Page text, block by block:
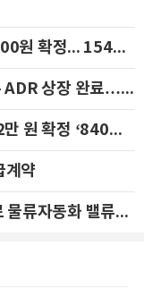
희망밴드 최상단 딜리셔스, 공모가 7000원 확정... 154억 규모 IPO 돌입
SK하이닉스, 나스닥에 1억7790만 주 ADR 상장 완료…29일 국내 추가 상장
자율주행 AI 스트라드비젼, 공모가 1.2만 원 확정 ‘840억 수혈’
계약
클로봇, 두산로지스틱스솔루션 인수로 물류자동화 밸류체인 확장 추진 - IBK투자증권